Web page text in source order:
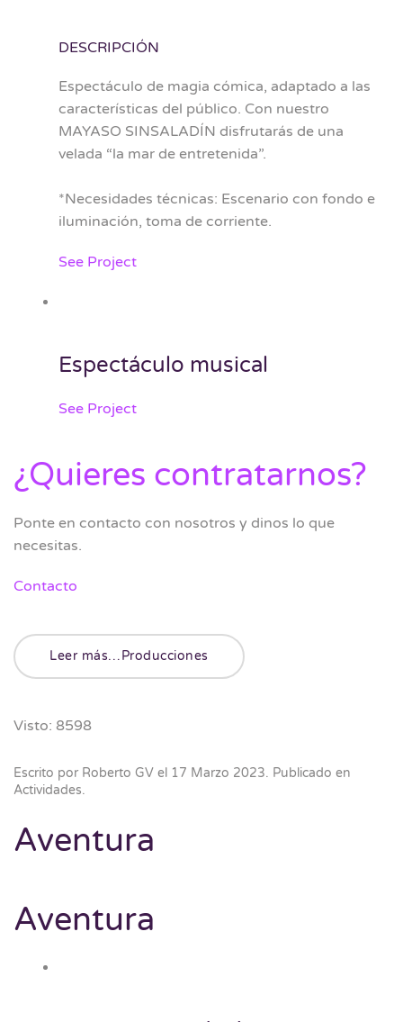
DESCRIPCIÓN
Espectáculo de magia cómica, adaptado a las
características del público. Con nuestro
MAYASO SINSALADÍN disfrutarás de una
velada “la mar de entretenida”.
*Necesidades técnicas: Escenario con fondo e
iluminación, toma de corriente.
See Project
Espectáculo musical
See Project
¿Quieres contratarnos?
Ponte en contacto con nosotros y dinos lo que
necesitas.
Contacto
Leer más…Producciones
Visto: 8598
Escrito por Roberto GV el 17 Marzo 2023. Publicado en
Actividades.
Aventura
Aventura